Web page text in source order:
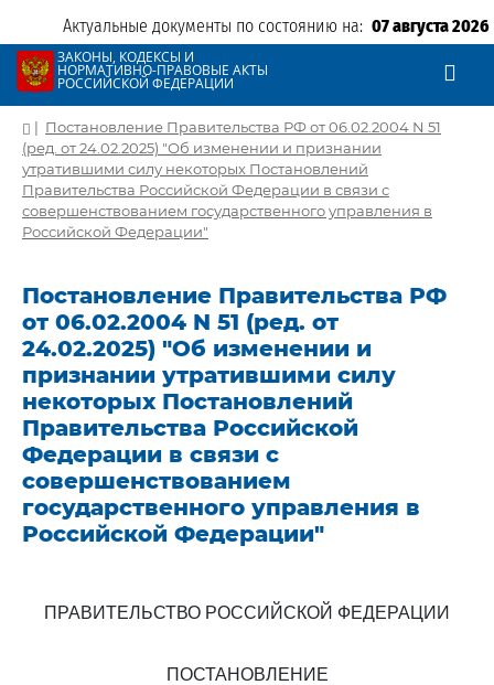
Актуальные документы по состоянию на: 07 августа 2026
ЗАКОНЫ, КОДЕКСЫ И
НОРМАТИВНО-ПРАВОВЫЕ АКТЫ
РОССИЙСКОЙ ФЕДЕРАЦИИ
| Постановление Правительства РФ от 06.02.2004 N 51
(ред. от 24.02.2025) "Об изменении и признании
утратившими силу некоторых Постановлений
Правительства Российской Федерации в связи с
совершенствованием государственного управления в
Российской Федерации"
Постановление Правительства РФ
от 06.02.2004 N 51 (ред. от
24.02.2025) "Об изменении и
признании утратившими силу
некоторых Постановлений
Правительства Российской
Федерации в связи с
совершенствованием
государственного управления в
Российской Федерации"
ПРАВИТЕЛЬСТВО РОССИЙСКОЙ ФЕДЕРАЦИИ
ПОСТАНОВЛЕНИЕ